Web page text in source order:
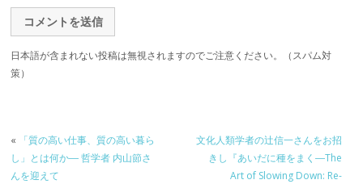
日本語が含まれない投稿は無視されますのでご注意ください。（スパム対
策）
«
「質の高い仕事、質の高い暮ら
し」とは何か― 哲学者 内山節さ
んを迎えて
文化人類学者の辻信一さんをお招
きし『あいだに種をまく―The
Art of Slowing Down: Re-